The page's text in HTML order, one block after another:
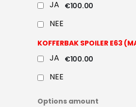
JA €100.00
NEE
KOFFERBAK SPOILER E63
JA €100.00
NEE
Options amount